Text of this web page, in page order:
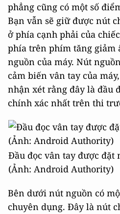
phẳng cũng có một số
Bạn vẫn sẽ giữ được nút
ở phía cạnh phải của
phía trên phím tăng giảm
nguồn của máy. Nút
cảm biến vân tay của
nhận xét rằng đây là đầu
chính xác nhất trên thi
Đầu đọc vân tay được đặt
(Ảnh: Android Authority)
Bên dưới nút nguồn có
chuyên dụng. Đây là nút